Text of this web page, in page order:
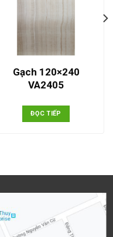
Gạch 120×240
VA2405
ĐỌC TIẾP